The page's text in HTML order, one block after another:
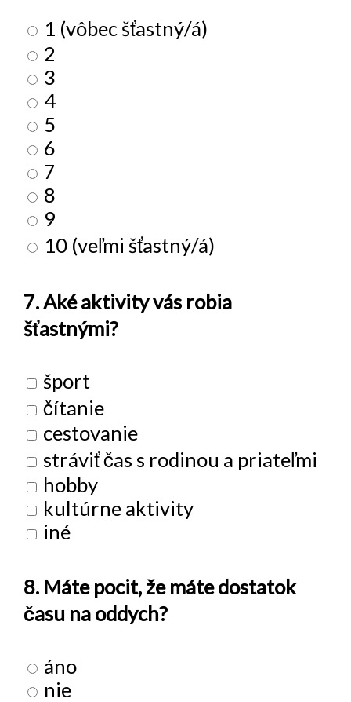
1 (vôbec šťastný/á)
2
3
4
5
6
7
8
9
10 (veľmi šťastný/á)
7. Aké aktivity vás robia
šťastnými?
šport
čítanie
cestovanie
stráviť čas s rodinou a priateľmi
hobby
kultúrne aktivity
iné
8. Máte pocit, že máte dostatok
času na oddych?
áno
nie